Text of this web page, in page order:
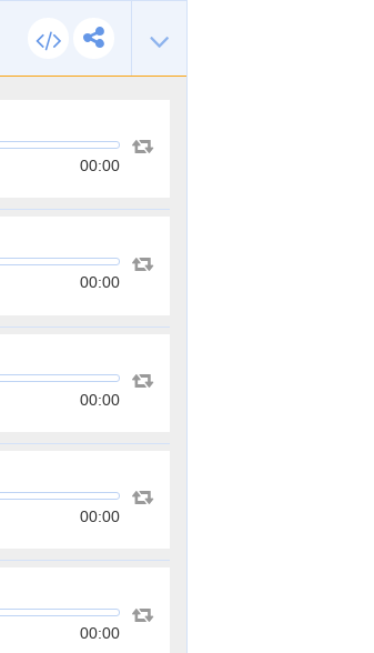
00:00
00:00
00:00
00:00
00:00